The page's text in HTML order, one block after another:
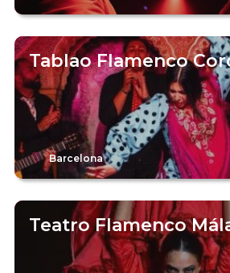
Tablao Flamenco
Barcelona
Teatro Flamenco